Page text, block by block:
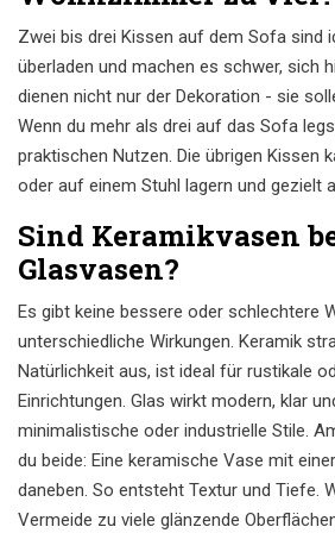
Zwei bis drei Kissen auf dem Sofa sind
überladen und machen es schwer, sich
dienen nicht nur der Dekoration - sie
Wenn du mehr als drei auf das Sofa
praktischen Nutzen. Die übrigen Kissen
oder auf einem Stuhl lagern und gezielt
Sind Keramikvasen
Glasvasen?
Es gibt keine bessere oder schlechtere
unterschiedliche Wirkungen. Keramik
Natürlichkeit aus, ist ideal für rustikale
Einrichtungen. Glas wirkt modern, klar
minimalistische oder industrielle Stile.
du beide: Eine keramische Vase mit
daneben. So entsteht Textur und Tiefe.
Vermeide zu viele glänzende